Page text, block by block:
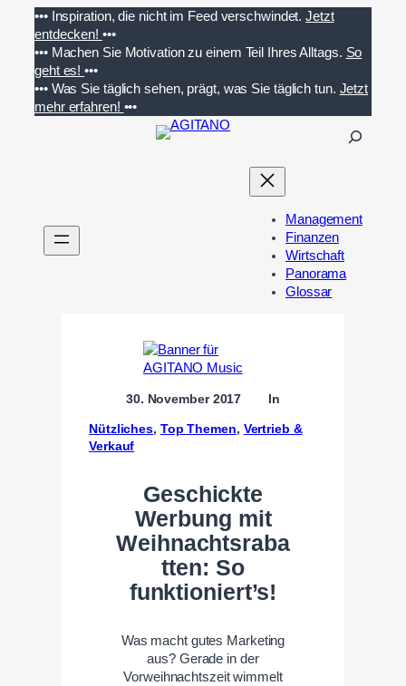
Inhalt
springen
••• Inspiration, die nicht im Feed verschwindet. Jetzt
entdecken! •••
••• Machen Sie Motivation zu einem Teil Ihres Alltags. So
geht es!•••
••• Was Sie täglich sehen, prägt, was Sie täglich tun. Jetzt
mehr erfahren! •••
n
Management
Finanzen
Wirtschaft
Panorama
Glossar
30. November 2017 In
Nützliches, Top Themen, Vertrieb &
Verkauf
Geschickte
Werbung mit
Weihnachtsraba
tten: So
funktioniert’s!
Was macht gutes Marketing
aus? Gerade in der
Vorweihnachtszeit wimmelt